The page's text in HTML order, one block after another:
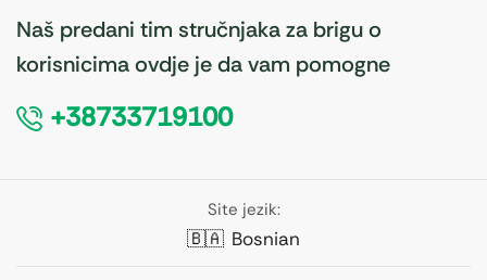
Naš predani tim stručnjaka za brigu o
korisnicima ovdje je da vam pomogne
+38733719100
Site jezik:
🇧🇦 Bosnian